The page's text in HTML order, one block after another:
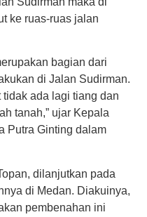
ke ruas-ruas jalan
bagian dari
di Jalan Sudirman.
ada lagi tiang dan
tanah,” ujar Kepala
Putra Ginting dalam
dilanjutkan pada
di Medan. Diakuinya,
pembenahan ini